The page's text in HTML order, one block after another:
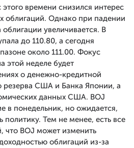
времени снизился интерес
облигаций. Однако при падении
увеличивается. В
до 110.80, а сегодня
около 111.00. Фокус
этой неделе будет
о денежно-кредитной
резерва США и Банка Японии, а
данных США. BOJ
в понедельник, но ожидается,
политику. Тем не менее, есть все
что BOJ может изменить
облигаций из-за